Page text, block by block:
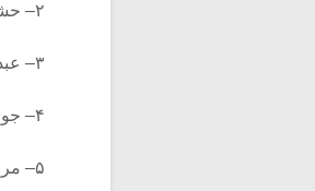
۲– حشمت سنجری
۳– عبدالعلی وزیری
۴– جواد معروفی
۵– مرحوم ابوالحسن صبا